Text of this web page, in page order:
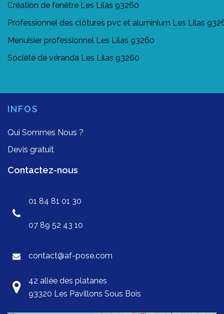
Création de fenêtre Les Lilas 93260
Professionnel des clôtures pvc et aluminium Les Lilas
Menuisier professionnel Les Lilas 93260
Société de véranda Les Lilas 93260
INFOS
Qui Sommes Nous ?
Devis gratuit
Contactez-nous
01 84 81 01 30
07 89 52 43 10
contact@af-pose.com
42 allée des platanes
93320 Les Pavillons Sous Bois